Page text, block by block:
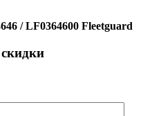
/ LF0364600 Fleetguard